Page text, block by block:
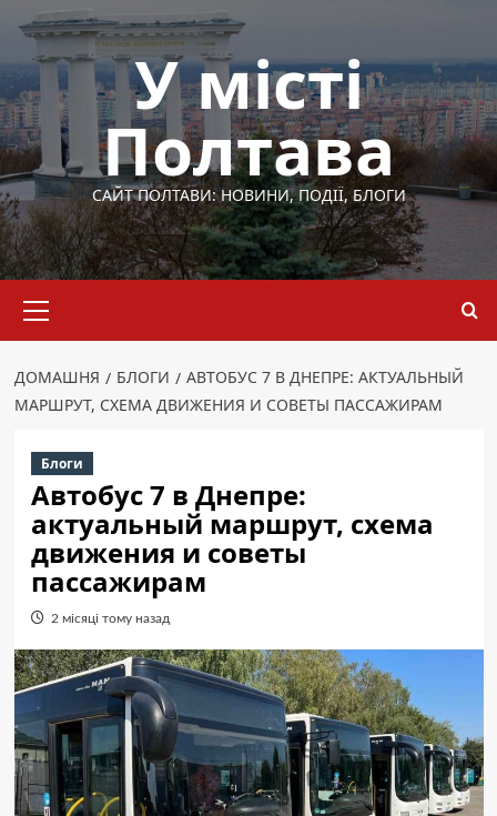
Перейти
вмісту
У місті
Полтава
САЙТ ПОЛТАВИ: НОВИНИ, ПОДІЇ, БЛОГИ
меню
ДОМАШНЯ БЛОГИ
АВТОБУС 7 В ДНЕПРЕ: АКТУАЛЬНЫЙ
МАРШРУТ, СХЕМА ДВИЖЕНИЯ И СОВЕТЫ ПАССАЖИРАМ
Блоги
Автобус 7 в Днепре:
актуальный маршрут, схема
движения и советы
пассажирам
2 місяці тому назад